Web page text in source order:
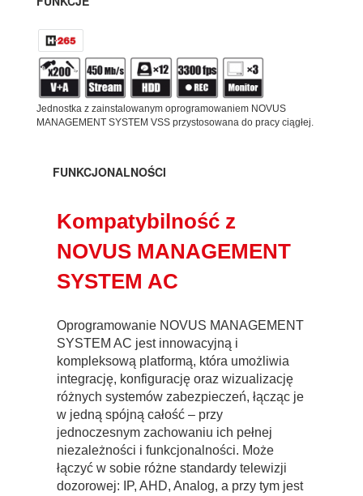
Jednostka z zainstalowanym oprogramowaniem NOVUS
MANAGEMENT SYSTEM VSS przystosowana do pracy ciągłej.
FUNKCJONALNOŚCI
Kompatybilność z
NOVUS MANAGEMENT
SYSTEM AC
Oprogramowanie NOVUS MANAGEMENT
SYSTEM AC jest innowacyjną i
kompleksową platformą, która umożliwia
integrację, konfigurację oraz wizualizację
różnych systemów zabezpieczeń, łącząc je
w jedną spójną całość – przy
jednoczesnym zachowaniu ich pełnej
niezależności i funkcjonalności. Może
łączyć w sobie różne standardy telewizji
dozorowej: IP, AHD, Analog, a przy tym jest